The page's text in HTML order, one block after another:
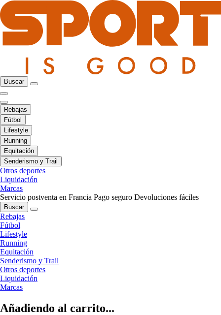
Buscar
Rebajas
Fútbol
Lifestyle
Running
Equitación
Senderismo y Trail
Otros deportes
Liquidación
Marcas
Servicio postventa en Francia Pago seguro Devoluciones fáciles
Buscar
Rebajas
Fútbol
Lifestyle
Running
Equitación
Senderismo y Trail
Otros deportes
Liquidación
Marcas
Añadiendo al carrito...